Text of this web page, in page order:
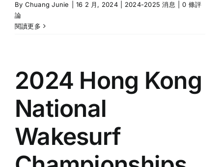
By Chuang Junie 16 2 月, 2024 2024-2025 消息
0 條評
論
閱讀更多
2024 Hong Kong
National
Wakesurf